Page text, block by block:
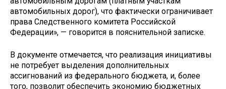
автомобильных дорог), что фактически ограничивает
права Следственного комитета Российской
Федерации», — говорится в пояснительной записке.
В документе отмечается, что реализация инициативы
не потребует выделения дополнительных
ассигнований из федерального бюджета, и, более
того, позволит обеспечить экономию бюджетных